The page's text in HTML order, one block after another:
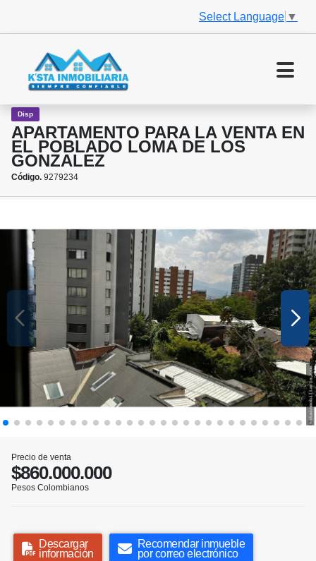
Select Language ▼
Disp
APARTAMENTO PARA LA VENTA EN
EL POBLADO LOMA DE LOS
GONZALEZ
Código. 9279234
Precio de venta
$860.000.000
Pesos Colombianos
Descargar
información
Recomendar inmueble
por correo electrónico